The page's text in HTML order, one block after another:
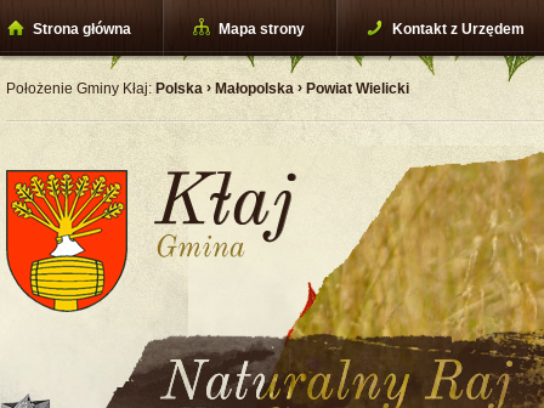
Położenie Gminy Kłaj: Polska › Małopolska › Powiat Wielicki
Strona główna Mapa strony Kontakt z Urzędem